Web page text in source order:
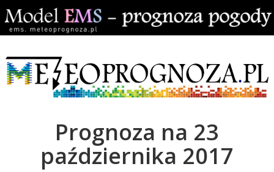
Prognoza na 23
października 2017